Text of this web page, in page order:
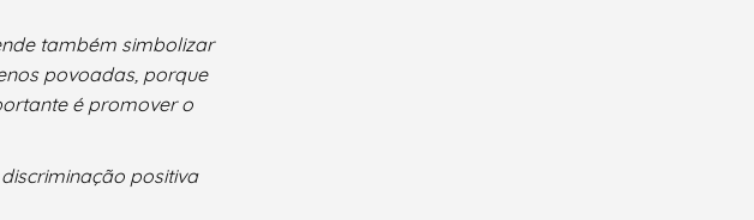
também simbolizar
povoadas, porque
é promover o
positiva